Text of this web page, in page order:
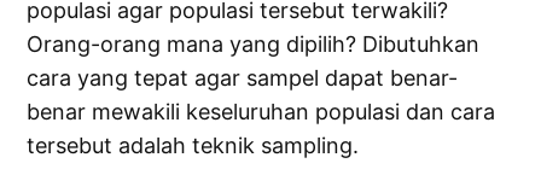
populasi agar populasi tersebut terwakili?
Orang-orang mana yang dipilih? Dibutuhkan
cara yang tepat agar sampel dapat benar-
benar mewakili keseluruhan populasi dan cara
tersebut adalah teknik sampling.